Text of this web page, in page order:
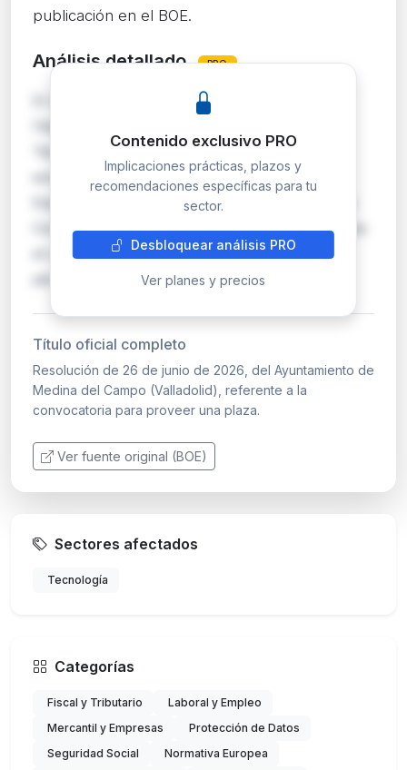
publicación en el BOE.
Análisis detallado PRO
El Ayuntamiento de Medina del Campo
Técnico/Técnica Auxiliar de Informática
encuadrada en la escala de Administración
Especial, subescala Servicios Especiales, clase
Cometidos Especiales. El sistema de selección es
el concurso-oposición en turno libre, lo que
permite participar a cualq…
Contenido exclusivo PRO
Implicaciones prácticas, plazos y
recomendaciones específicas para tu
sector.
Desbloquear análisis PRO
Ver planes y precios
Título oficial completo
Resolución de 26 de junio de 2026, del Ayuntamiento de
Medina del Campo (Valladolid), referente a la
convocatoria para proveer una plaza.
Ver fuente original (BOE)
Sectores afectados
Tecnología
Categorías
Fiscal y Tributario
Laboral y Empleo
Mercantil y Empresas
Protección de Datos
Seguridad Social
Normativa Europea